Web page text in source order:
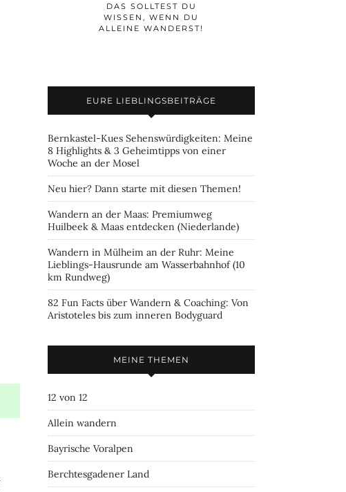
DAS SOLLTEST DU
WISSEN, WENN DU
ALLEINE WANDERST!
EURE LIEBLINGSBEITRÄGE
Bernkastel-Kues Sehenswürdigkeiten: Meine
8 Highlights & 3 Geheimtipps von einer
Woche an der Mosel
Neu hier? Dann starte mit diesen Themen!
Wandern an der Maas: Premiumweg
Huilbeek & Maas entdecken (Niederlande)
Wandern in Mülheim an der Ruhr: Meine
Lieblings-Hausrunde am Wasserbahnhof (10
km Rundweg)
82 Fun Facts über Wandern & Coaching: Von
Aristoteles bis zum inneren Bodyguard
MEINE THEMEN
12 von 12
Allein wandern
Bayrische Voralpen
Berchtesgadener Land